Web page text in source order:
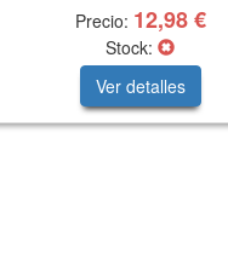
Precio: 12,98 €
Stock:
Ver detalles